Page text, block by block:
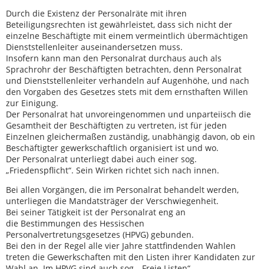
Durch die Existenz der Personalräte mit ihren
Beteiligungsrechten ist gewährleistet, dass sich nicht der
einzelne Beschäftigte mit einem vermeintlich übermächtigen
Dienststellenleiter auseinandersetzen muss.
Insofern kann man den Personalrat durchaus auch als
Sprachrohr der Beschäftigten betrachten, denn Personalrat
und Dienststellenleiter verhandeln auf Augenhöhe, und nach
den Vorgaben des Gesetzes stets mit dem ernsthaften Willen
zur Einigung.
Der Personalrat hat unvoreingenommen und unparteiisch die
Gesamtheit der Beschäftigten zu vertreten, ist für jeden
Einzelnen gleichermaßen zuständig, unabhängig davon, ob ein
Beschäftigter gewerkschaftlich organisiert ist und wo.
Der Personalrat unterliegt dabei auch einer sog.
„Friedenspflicht“. Sein Wirken richtet sich nach innen.
Bei allen Vorgängen, die im Personalrat behandelt werden,
unterliegen die Mandatsträger der Verschwiegenheit.
Bei seiner Tätigkeit ist der Personalrat eng an
die Bestimmungen des Hessischen
Personalvertretungsgesetzes (HPVG) gebunden.
Bei den in der Regel alle vier Jahre stattfindenden Wahlen
treten die Gewerkschaften mit den Listen ihrer Kandidaten zur